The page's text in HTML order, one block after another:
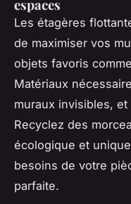
espaces
Les étagères
de maximiser vos
objets favoris
Matériaux
muraux invisibles,
Recyclez des
écologique et
besoins de votre
parfaite.